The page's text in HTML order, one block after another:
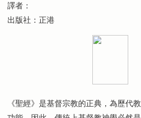
譯者：
出版社：正港
《聖經》是基督宗教的正典，為歷代